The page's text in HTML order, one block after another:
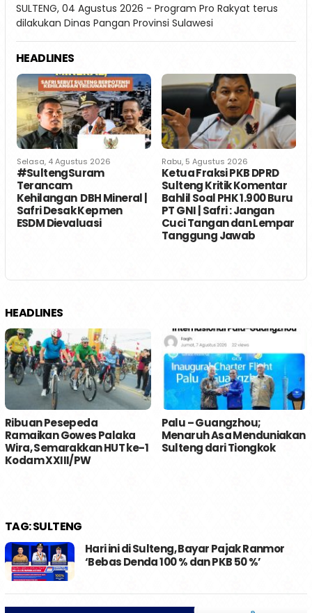
SULTENG, 04 Agustus 2026 - Program Pro Rakyat terus
dilakukan Dinas Pangan Provinsi Sulawesi
HEADLINES
Selasa, 4 Agustus 2026
#SultengSuram
Terancam
Kehilangan DBH Mineral |
Safri Desak Kepmen
ESDM Dievaluasi
Rabu, 5 Agustus 2026
Ketua Fraksi PKB DPRD
Sulteng Kritik Komentar
Bahlil Soal PHK 1.900 Buru
PT GNI | Safri : Jangan
Cuci Tangan dan Lempar
Tanggung Jawab
HEADLINES
Ribuan Pesepeda
Ramaikan Gowes Palaka
Wira, Semarakkan HUT ke-1
Kodam XXIII/PW
Palu – Guangzhou;
Menaruh Asa Menduniakan
Sulteng dari Tiongkok
TAG:SULTENG
Hari ini di Sulteng, Bayar Pajak Ranmor
‘Bebas Denda 100 % dan PKB 50 %’